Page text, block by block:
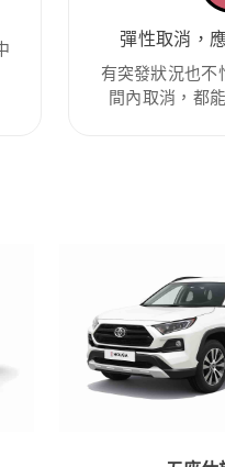
彈性取消，
有突發狀況也不
間內取消，都